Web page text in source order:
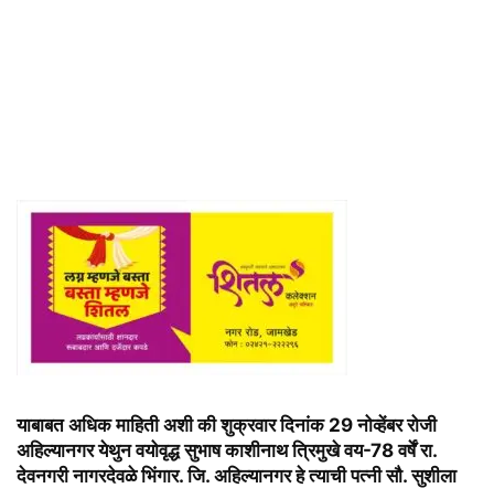
याबाबत अधिक माहिती अशी की शुक्रवार दिनांक 29 नोव्हेंबर रोजी
अहिल्यानगर येथुन वयोवृद्ध सुभाष काशीनाथ त्रिमुखे वय-78 वर्षें रा.
देवनगरी नागरदेवळे भिंगार. जि. अहिल्यानगर हे त्याची पत्नी सौ. सुशीला